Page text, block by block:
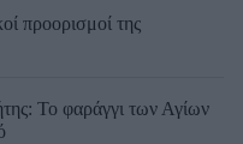
προορισμοί της
Το φαράγγι των Αγίων